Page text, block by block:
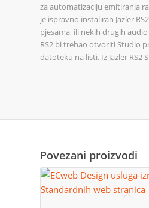
za automatizaciju emitiranja
je ispravno instaliran Jazler
pjesama, ili nekih drugih
RS2 bi trebao otvoriti Studio
datoteku na listi. Iz Jazler RS2
Povezani proizvodi